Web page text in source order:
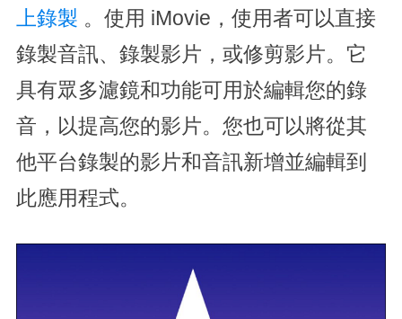
上錄製 。使用 iMovie，使用者可以直接
錄製音訊、錄製影片，或修剪影片。它
具有眾多濾鏡和功能可用於編輯您的錄
音，以提高您的影片。您也可以將從其
他平台錄製的影片和音訊新增並編輯到
此應用程式。